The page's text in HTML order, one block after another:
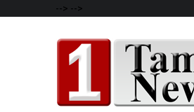
--> -->